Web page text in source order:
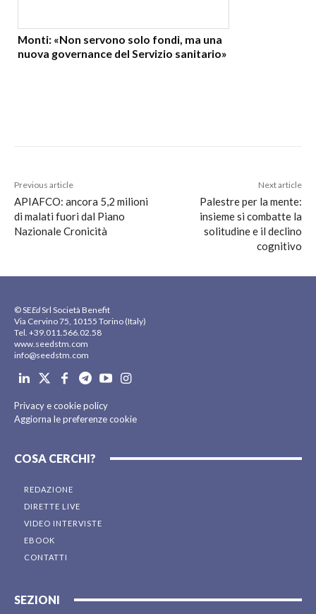
Monti: «Non servono solo fondi, ma una
nuova governance del Servizio sanitario»
Previous article
APIAFCO: ancora 5,2 milioni
di malati fuori dal Piano
Nazionale Cronicità
Next article
Palestre per la mente:
insieme si combatte la
solitudine e il declino
cognitivo
© SEEdSrl Società Benefit
Via Cervino 75, 10155 Torino (Italy)
Tel. +39.011.566.02.58
www.seedstm.com
info@seedstm.com
Privacy e cookie policy
Aggiorna le preferenze cookie
COSA CERCHI?
REDAZIONE
DIRETTE LIVE
VIDEO INTERVISTE
EBOOK
CONTATTI
SEZIONI